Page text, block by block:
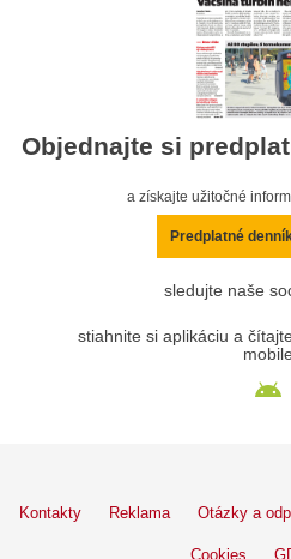
Objednajte si
a získajte užitočné
Predplatné
sledujte naše
stiahnite si aplikáciu a
mobile
Kontakty Reklama Otázky a
Cookies